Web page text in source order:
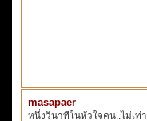
masapaer
หนึ่งวินาทีในหัวใจคน..ไม่เท่า